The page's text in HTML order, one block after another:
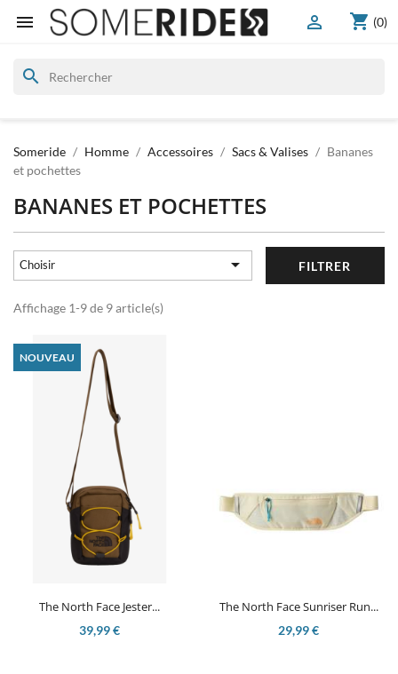
 shopping_cart (0)

search
Someride Homme Accessoires Sacs & Valises
Bananes
et pochettes
BANANES ET POCHETTES
Choisir  FILTRER
Affichage 1-9 de 9 article(s)
The North Face Jester...
39,99 €
NOUVEAU
The North Face Sunriser Run...
29,99 €